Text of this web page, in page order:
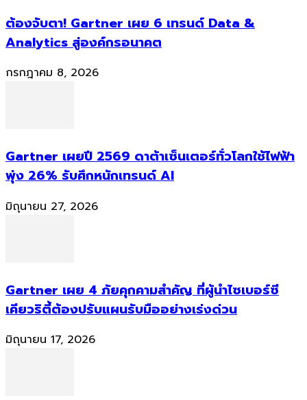
ต้องจับตา! Gartner เผย 6 เทรนด์ Data &
Analytics สู่องค์กรอนาคต
กรกฎาคม 8, 2026
Gartner เผยปี 2569 ดาต้าเซ็นเตอร์ทั่วโลกใช้ไฟฟ้า
พุ่ง 26% รับศึกหนักเทรนด์ AI
มิถุนายน 27, 2026
Gartner เผย 4 ภัยคุกคามสำคัญ ที่ผู้นำไซเบอร์ซี
เคียวริตี้ต้องปรับแผนรับมืออย่างเร่งด่วน
มิถุนายน 17, 2026